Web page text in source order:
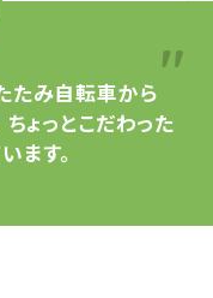
たみ自転車から
ちょっとこだわった
ます。